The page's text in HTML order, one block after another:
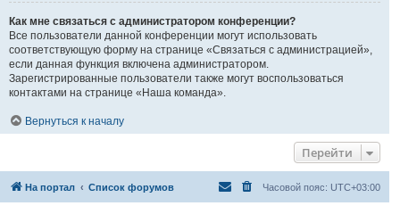
Как мне связаться с администратором конференции?
Все пользователи данной конференции могут использовать
соответствующую форму на странице «Связаться с администрацией»,
если данная функция включена администратором.
Зарегистрированные пользователи также могут воспользоваться
контактами на странице «Наша команда».
Вернуться к началу
Перейти
На портал Список форумов Часовой пояс: UTC+03:00